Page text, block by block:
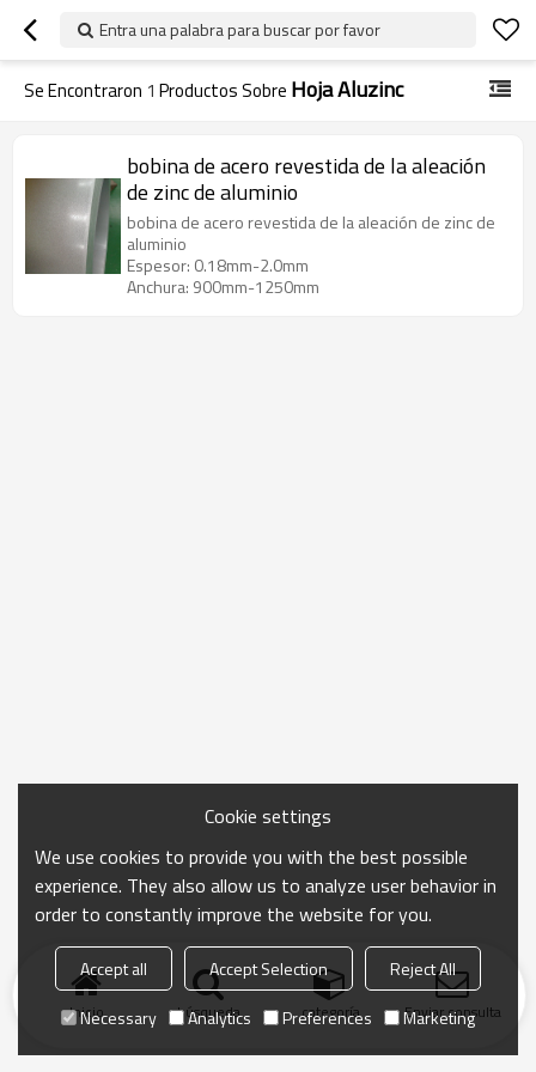
Entra una palabra para buscar por favor
Se Encontraron 1 Productos Sobre Hoja Aluzinc
bobina de acero revestida de la aleación
de zinc de aluminio
bobina de acero revestida de la aleación de zinc de
aluminio
Espesor: 0.18mm-2.0mm
Anchura: 900mm-1250mm
Inicio búsqueda categoría Enviar consulta
Cookie settings
We use cookies to provide you with the best possible
experience. They also allow us to analyze user behavior in
order to constantly improve the website for you.
Accept all Accept Selection
Reject All
Necessary
Analytics Preferences Marketing